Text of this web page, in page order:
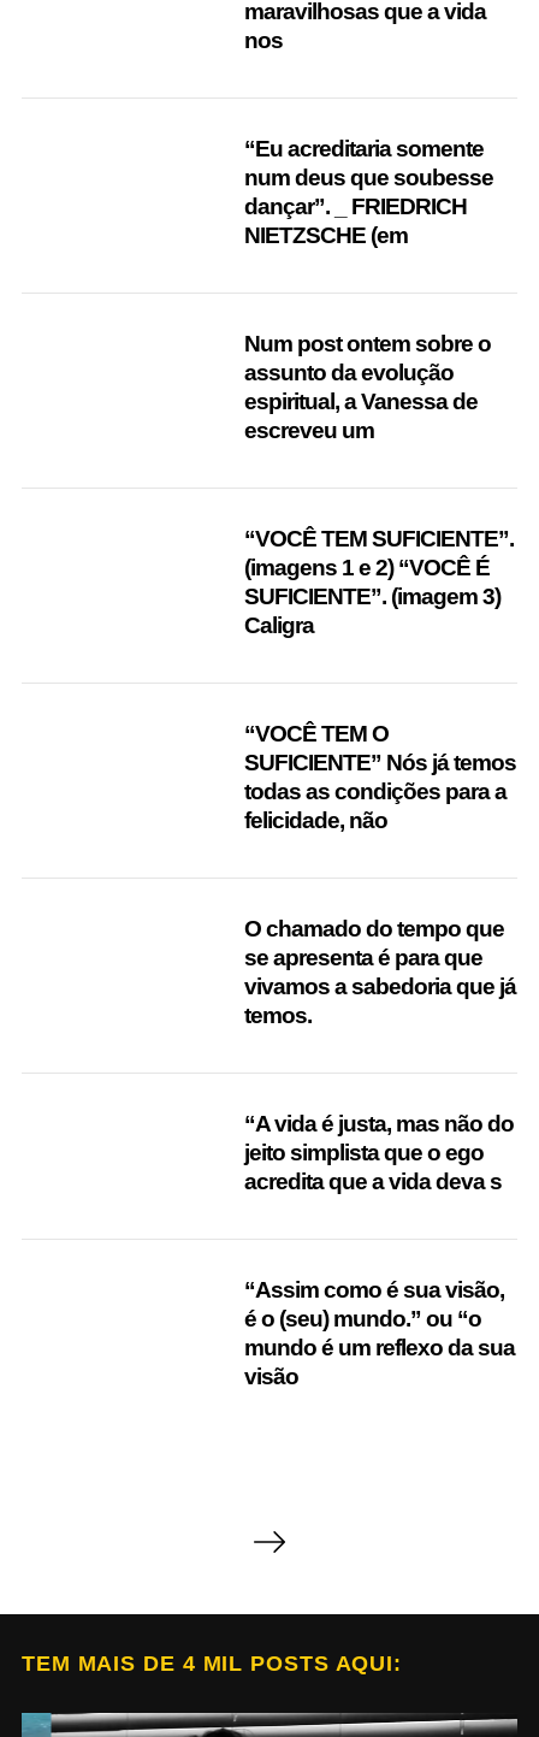
maravilhosas que a vida
nos
“Eu acreditaria somente
num deus que soubesse
dançar”. _ FRIEDRICH
NIETZSCHE (em
Num post ontem sobre o
assunto da evolução
espiritual, a Vanessa de
escreveu um
“VOCÊ TEM SUFICIENTE”.
(imagens 1 e 2) “VOCÊ É
SUFICIENTE”. (imagem 3)
Caligra
“VOCÊ TEM O
SUFICIENTE” Nós já temos
todas as condições para a
felicidade, não
O chamado do tempo que
se apresenta é para que
vivamos a sabedoria que já
temos.
“A vida é justa, mas não do
jeito simplista que o ego
acredita que a vida deva s
“Assim como é sua visão,
é o (seu) mundo.” ou “o
mundo é um reflexo da sua
visão
t
s
a
TEM MAIS DE 4 MIL POSTS AQUI: